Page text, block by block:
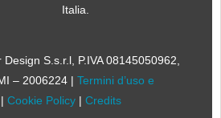
Italia.
S.s.r.l , P.IVA 08145050962,
– 2006224 | Termini d’uso e
Cookie Policy| Credits